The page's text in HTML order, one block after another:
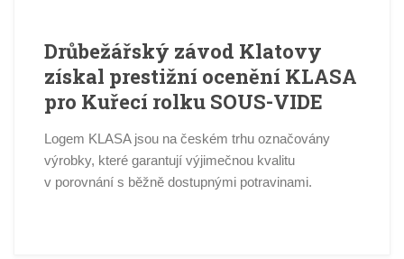
Drůbežářský závod Klatovy
získal prestižní ocenění KLASA
pro Kuřecí rolku SOUS-VIDE
Logem KLASA jsou na českém trhu označovány
výrobky, které garantují výjimečnou kvalitu
v porovnání s běžně dostupnými potravinami.